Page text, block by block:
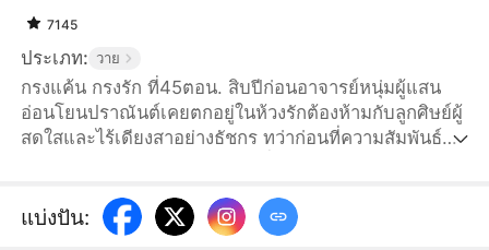
7145
ประเภท: วาย
กรงแค้น กรงรัก ที่45ตอน. สิบปีก่อนอาจารย์หนุ่มผู้แสน
อ่อนโยนปราณันต์เคยตกอยู่ในห้วงรักต้องห้ามกับลูกศิษย์ผู้
สดใสและไร้เดียงสาอย่างธัชกร ทว่าก่อนที่ความสัมพันธ์จะ
อีกครั้ง—ทว่าคราวนี้ เขาแต่งงานเข้าตระกูลใหญ่ กลาย
เป็นสามีคนใหม่ของบิดาของธัชกร ระหว่างความรักและ
แบ่งปัน: